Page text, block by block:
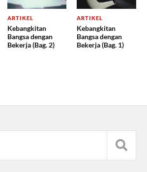
ARTIKEL
Kebangkitan
Bangsa dengan
Bekerja (Bag. 2)
ARTIKEL
Kebangkitan
Bangsa dengan
Bekerja (Bag. 1)